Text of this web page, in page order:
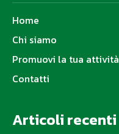
Home
Chi siamo
Promuovi la tua attività
Contatti
Articoli recenti